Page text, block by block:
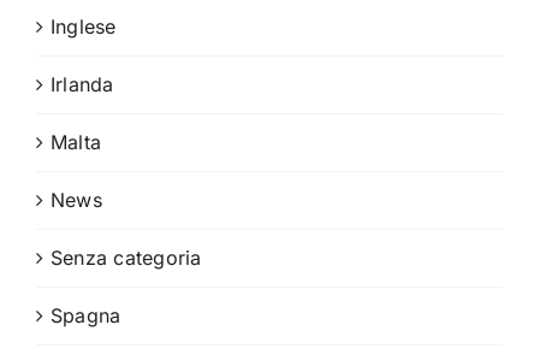
Inglese
Irlanda
Malta
News
Senza categoria
Spagna